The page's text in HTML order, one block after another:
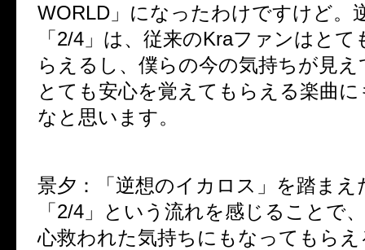
WORLD」になったわけですけど。
「2/4」は、従来のKraファンはと
らえるし、僕らの今の気持ちが見
とても安心を覚えてもらえる楽曲
なと思います。
景夕：
「逆想のイカロス」を踏ま
「2/4」という流れを感じることで
心救われた気持ちにもなってもら